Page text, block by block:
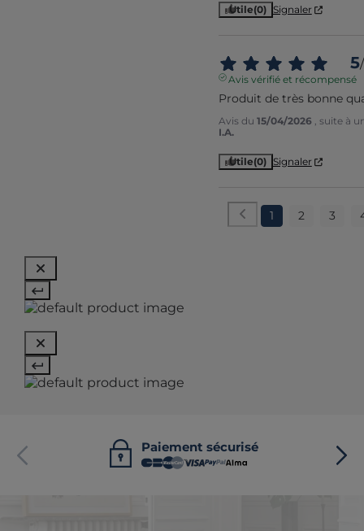
Utile(0) Signaler
5/
Avis vérifié et récompensé
Produit de très bonne
Avis du 15/04/2026 , suite à
I.A.
Utile(0) Signaler
1 2 3
Paiement sécurisé